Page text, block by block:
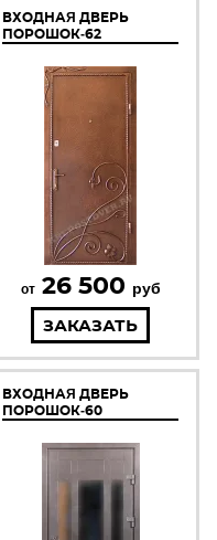
ВХОДНАЯ ДВЕРЬ
ПОРОШОК-62
от 26 500 руб
ЗАКАЗАТЬ
ВХОДНАЯ ДВЕРЬ
ПОРОШОК-60